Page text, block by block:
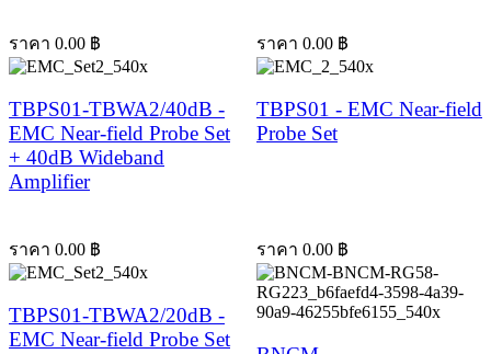
ราคา 0.00 ฿
TBPS01-TBWA2/40dB -
EMC Near-field Probe Set
+ 40dB Wideband
Amplifier
ราคา 0.00 ฿
TBPS01 - EMC Near-field
Probe Set
ราคา 0.00 ฿
TBPS01-TBWA2/20dB -
EMC Near-field Probe Set
ราคา 0.00 ฿